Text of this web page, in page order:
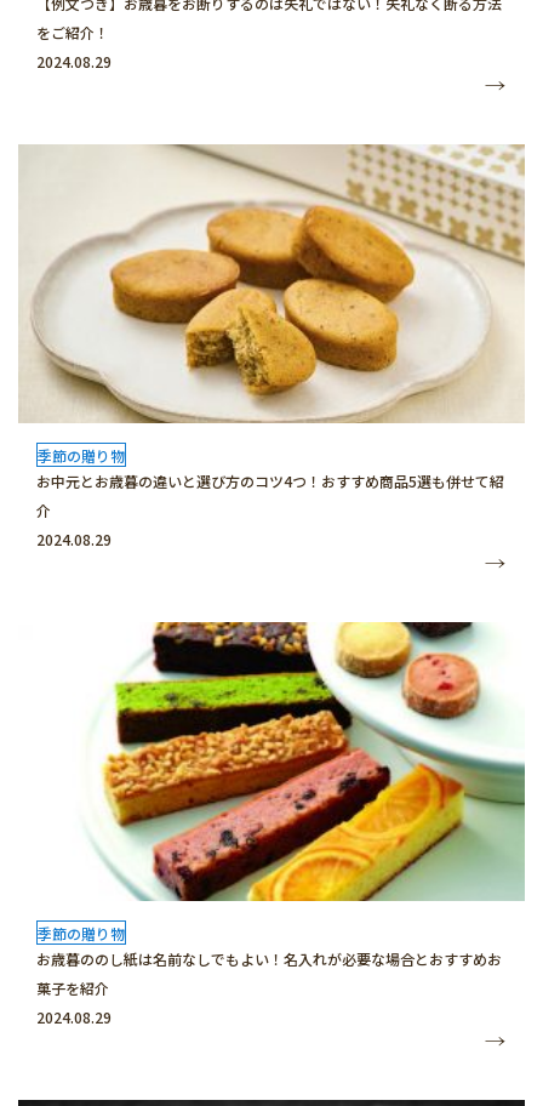
をご紹介！
2024.08.29
季節の贈り物
お中元とお歳暮の違いと選び方のコツ4つ！おすすめ商品5選も併せて紹
介
2024.08.29
季節の贈り物
お歳暮ののし紙は名前なしでもよい！名入れが必要な場合とおすすめお
菓子を紹介
2024.08.29